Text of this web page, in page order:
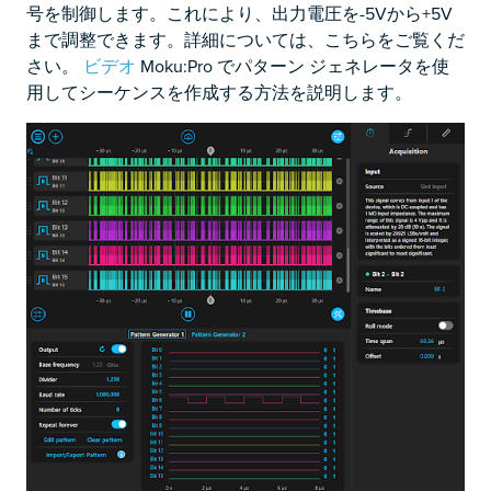
号を制御します。これにより、出力電圧を-5Vから+5V
まで調整できます。詳細については、こちらをご覧くだ
さい。
ビデオ Moku:Pro でパターン ジェネレータを使
用してシーケンスを作成する方法を説明します。